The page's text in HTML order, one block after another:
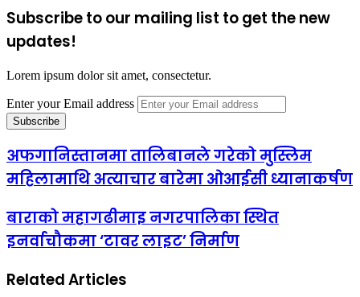
Subscribe to our mailing list to get the new
updates!
Lorem ipsum dolor sit amet, consectetur.
Enter your Email address
अफगानिस्तानमा तालिबानले गरेको मुस्लिम
महिलामाथि अत्याचार बारेमा ओआईसी ध्यानाकर्षण
बाराको महागढीमाइ नगरपालिका स्थित
इनर्वाचौकमा ‘टावर लाइट’ निर्माण
Related Articles